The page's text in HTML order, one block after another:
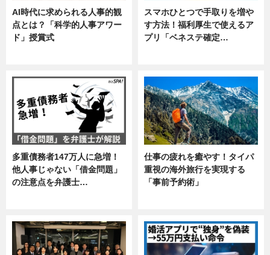
AI時代に求められる人事的観
点とは？「科学的人事アワー
ド」授賞式
スマホひとつで手取りを増や
す方法！福利厚生で使えるア
プリ「ベネステ確定…
多重債務者147万人に急増！
他人事じゃない「借金問題」
の注意点を弁護士…
仕事の疲れを癒やす！タイパ
重視の海外旅行を実現する
「事前予約術」